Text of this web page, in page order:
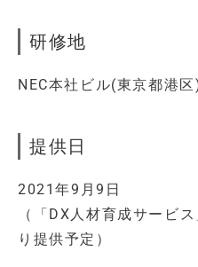
研修地
NEC本社ビル(東京都港
提供日
2021年9月9日
（「DX人材育成サービ
り提供予定）